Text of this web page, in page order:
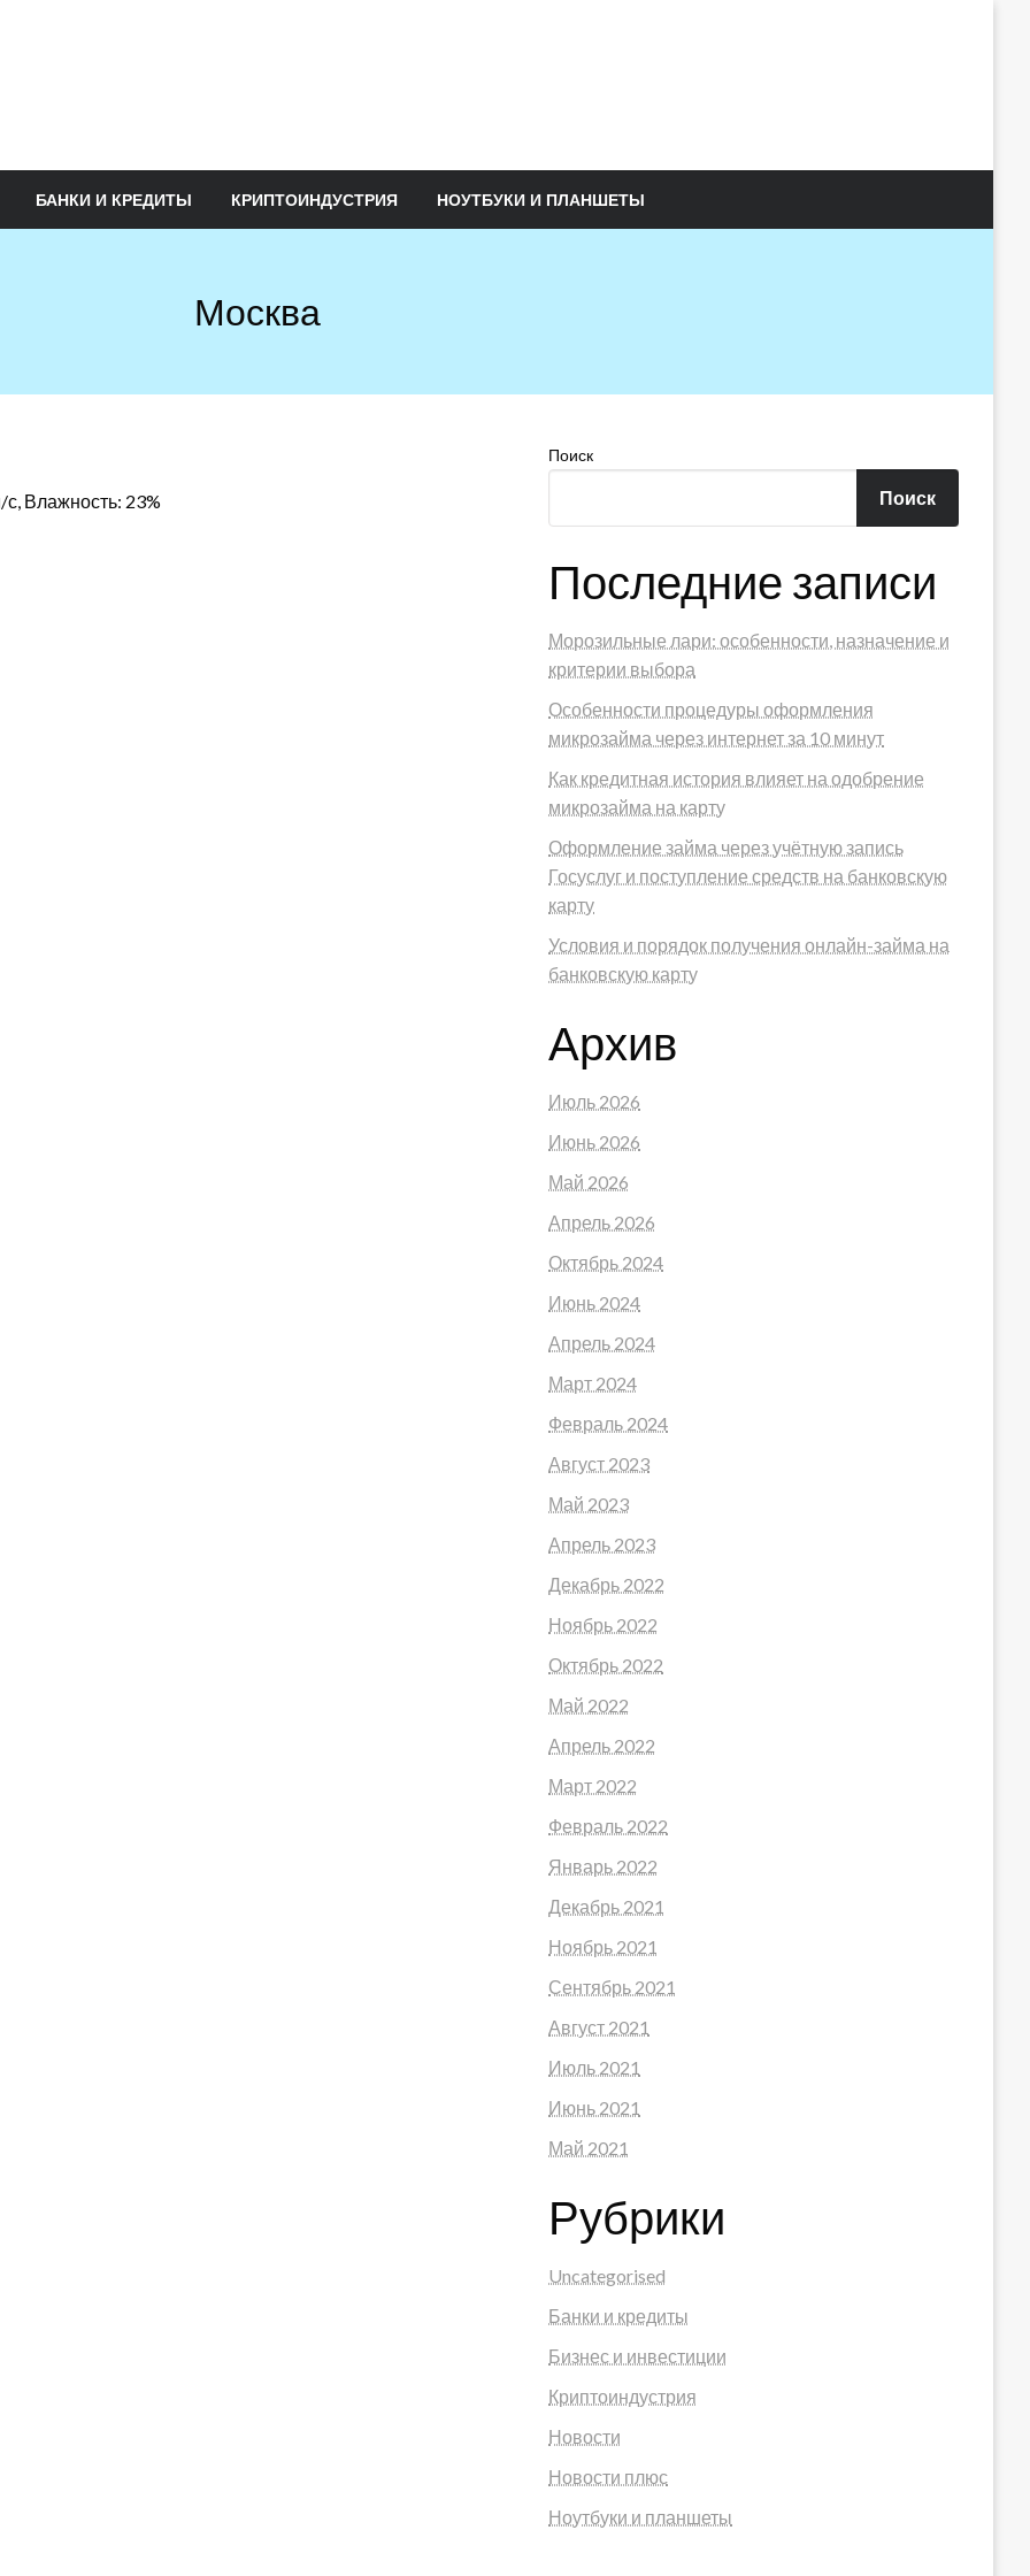
БАНКИ И КРЕДИТЫ КРИПТОИНДУСТРИЯ НОУТБУКИ И ПЛАНШЕТЫ
Москва
Влажность: 23%
Поиск
Поиск
Последние записи
Морозильные лари: особенности, назначение и
критерии выбора
Особенности процедуры оформления
микрозайма через интернет за 10 минут
Как кредитная история влияет на одобрение
микрозайма на карту
Оформление займа через учётную запись
Госуслуг и поступление средств на банковскую
карту
Условия и порядок получения онлайн-займа на
банковскую карту
Архив
Июль 2026
Июнь 2026
Май 2026
Апрель 2026
Октябрь 2024
Июнь 2024
Апрель 2024
Март 2024
Февраль 2024
Август 2023
Май 2023
Апрель 2023
Декабрь 2022
Ноябрь 2022
Октябрь 2022
Май 2022
Апрель 2022
Март 2022
Февраль 2022
Январь 2022
Декабрь 2021
Ноябрь 2021
Сентябрь 2021
Август 2021
Июль 2021
Июнь 2021
Май 2021
Рубрики
Uncategorised
Банки и кредиты
Бизнес и инвестиции
Криптоиндустрия
Новости
Новости плюс
Ноутбуки и планшеты